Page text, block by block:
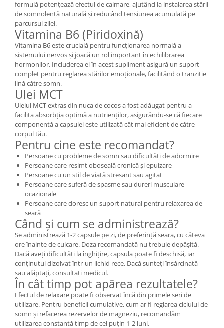
formulă potențează efectul de calmare, ajutând la instalarea stării
de somnolență naturală și reducând tensiunea acumulată pe
parcursul zilei.
Vitamina B6 (Piridoxină)
Vitamina B6 este crucială pentru funcționarea normală a
sistemului nervos și joacă un rol important în echilibrarea
hormonilor. Includerea ei în acest supliment asigură un suport
complet pentru reglarea stărilor emoționale, facilitând o tranziție
lină către somn.
Ulei MCT
Uleiul MCT extras din nuca de cocos a fost adăugat pentru a
facilita absorbția optimă a nutrienților, asigurându-se că fiecare
componentă a capsulei este utilizată cât mai eficient de către
corpul tău.
Pentru cine este recomandat?
Persoane cu probleme de somn sau dificultăți de adormire
Persoane care resimt oboseală cronică și epuizare
Persoane cu un stil de viață stresant sau agitat
Persoane care suferă de spasme sau dureri musculare
ocazionale
Persoane care doresc un suport natural pentru relaxarea de
seară
Când și cum se administrează?
Se administrează 1-2 capsule pe zi, de preferință seara, cu câteva
ore înainte de culcare. Doza recomandată nu trebuie depășită.
Dacă aveți dificultăți la înghițire, capsula poate fi deschisă, iar
conținutul dizolvat într-un lichid rece. Dacă sunteți însărcinată
sau alăptați, consultați medicul.
În cât timp pot apărea rezultatele?
Efectul de relaxare poate fi observat încă din primele seri de
utilizare. Pentru beneficii cumulative, cum ar fi reglarea ciclului de
somn și refacerea rezervelor de magneziu, recomandăm
utilizarea constantă timp de cel puțin 1-2 luni.